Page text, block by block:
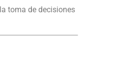
toma de decisiones